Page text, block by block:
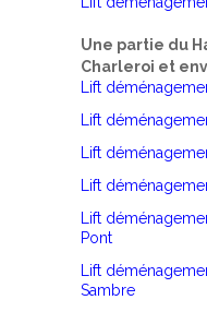
Une partie du
Charleroi et
Lift
Lift
Lift
Lift
Lift
Pont
Lift
Sambre